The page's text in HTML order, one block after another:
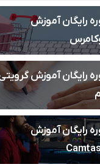
رایگان آموزش
رایگان آموزش
رایگان آموزش